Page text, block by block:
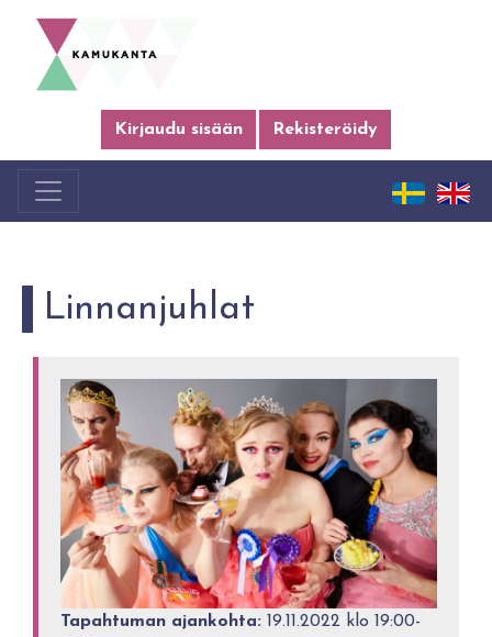
Kirjaudu sisään Rekisteröidy
Linnanjuhlat
Tapahtuman ajankohta: 19.11.2022 klo 19:00-